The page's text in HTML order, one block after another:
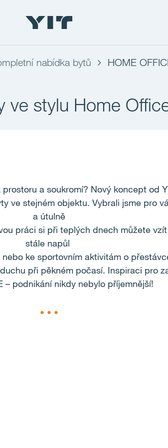
nabídka bytů HOME
ve stylu Home
a soukromí? Nový koncept od
ve stejném objektu. Vybrali jsme pro
a útulně
práci si při teplých dnech můžete
stále napůl
ke sportovním aktivitám o
při pěkném počasí. Inspiraci pro
– podnikání nikdy nebylo příjemnější!
• • •